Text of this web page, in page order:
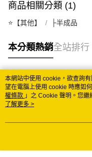
商品相關分類 (1)
⭐️【其他】 ├半成品
本分類熱銷全站排行
熱門標籤
本網站中使用 cookie，欲查詢
望在電腦上使用 cookie 時應如
權條款 」之 Cookie 聲明。您
用條款之 Cookie 聲明使用
了解更多 >